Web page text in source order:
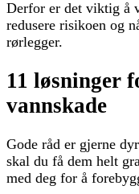
Derfor er det viktig å
redusere risikoen og
rørlegger.
11 løsninger
vannskade
Gode råd er gjerne
skal du få dem helt
med deg for å